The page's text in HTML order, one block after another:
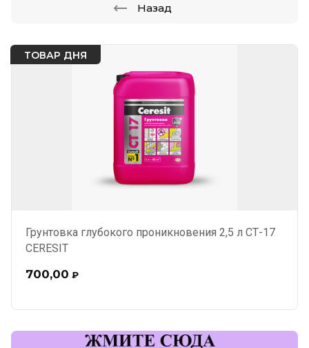
ТОВАР ДНЯ
Грунтовка глубокого проникновения 2,5 л СТ-17
CERESIT
700,00 ₽
Назад